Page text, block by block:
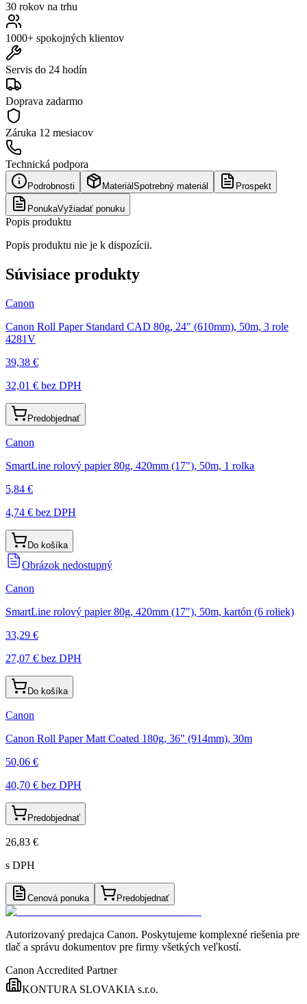
30 rokov na trhu
1000+ spokojných klientov
Servis do 24 hodín
Doprava zadarmo
Záruka 12 mesiacov
Technická podpora
Podrobnosti Materiál Spotrebný materiál Prospekt
PonukaVyžiadať ponuku
Popis produktu
Popis produktu nie je k dispozícii.
Súvisiace produkty
Canon
Canon Roll Paper Standard CAD 80g, 24" (610mm), 50m, 3 role
4281V
39,38 €
32,01 € bez DPH
Predobjednať
Canon
SmartLine rolový papier 80g, 420mm (17"), 50m, 1 rolka
5,84 €
4,74 € bez DPH
Do košíka
Obrázok nedostupný
Canon
SmartLine rolový papier 80g, 420mm (17"), 50m, kartón (6 roliek)
33,29 €
27,07 € bez DPH
Do košíka
Canon
Canon Roll Paper Matt Coated 180g, 36" (914mm), 30m
50,06 €
40,70 € bez DPH
Predobjednať
26,83 €
s DPH
Cenová ponuka Predobjednať
Autorizovaný predajca Canon. Poskytujeme komplexné riešenia pre
tlač a správu dokumentov pre firmy všetkých veľkostí.
Canon Accredited Partner
KONTURA SLOVAKIA s.r.o.